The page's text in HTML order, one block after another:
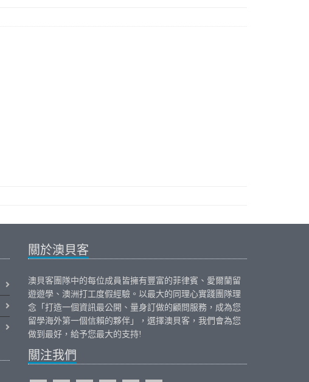
關於澳貝客
澳貝客團隊中的每位成員皆擁有豐富的菲律賓 、 愛爾蘭留
遊遊學、 澳洲打工度假經驗。以最大的同理心實踐團隊理
念「打造一個資訊最公開、量身訂做的顧問服務，成為您
留學海外第一個信賴的夥伴」，選擇澳貝客，我們會為您
做到最好，給予您最大的支持!
關注我們